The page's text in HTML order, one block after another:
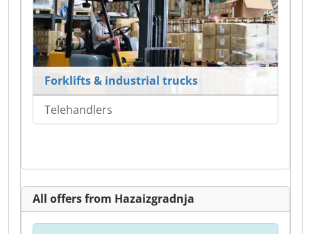
Forklifts & industrial trucks
Telehandlers
All offers from Hazaizgradnja